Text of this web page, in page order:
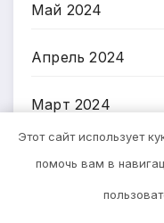
Май 2024
Апрель 2024
Март 2024
Январь 2024
Этот сайт использует
помочь вам в